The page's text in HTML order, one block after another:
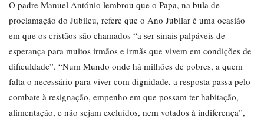
O padre Manuel António lembrou que o Papa, na bula de
proclamação do Jubileu, refere que o Ano Jubilar é uma ocasião
em que os cristãos são chamados “a ser sinais palpáveis de
esperança para muitos irmãos e irmãs que vivem em condições de
dificuldade”. “Num Mundo onde há milhões de pobres, a quem
falta o necessário para viver com dignidade, a resposta passa pelo
combate à resignação, empenho em que possam ter habitação,
alimentação, e não sejam excluídos, nem votados à indiferença”,